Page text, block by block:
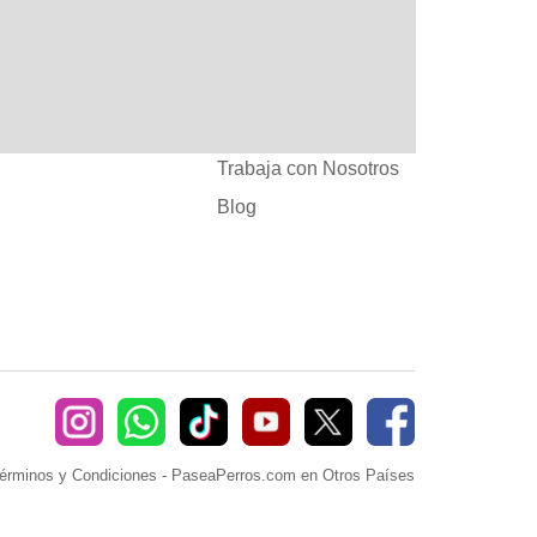
Trabaja con Nosotros
Blog
y Condiciones - PaseaPerros.com en Otros Países